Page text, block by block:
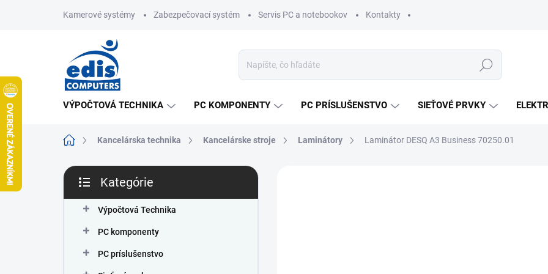
Kamerové systémy Zabezpečovací systém Servis PC a notebookov Kontakty
Hľadať
VÝPOČTOVÁ TECHNIKA PC KOMPONENTY PC PRÍSLUŠENSTVO SIEŤOVÉ PRVKY
DomovKancelárska technika Kancelárske stroje Laminátory Laminátor DESQ A3 Business 70250.01
B
č
kategórie
Kategórie
Výpočtová Technika
PC komponenty
PC príslušenstvo